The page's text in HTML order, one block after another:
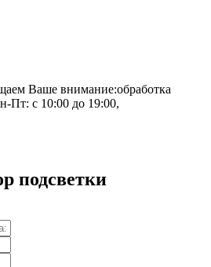
Ваше внимание:обработка
Пт: с 10:00 до 19:00,
подсветки